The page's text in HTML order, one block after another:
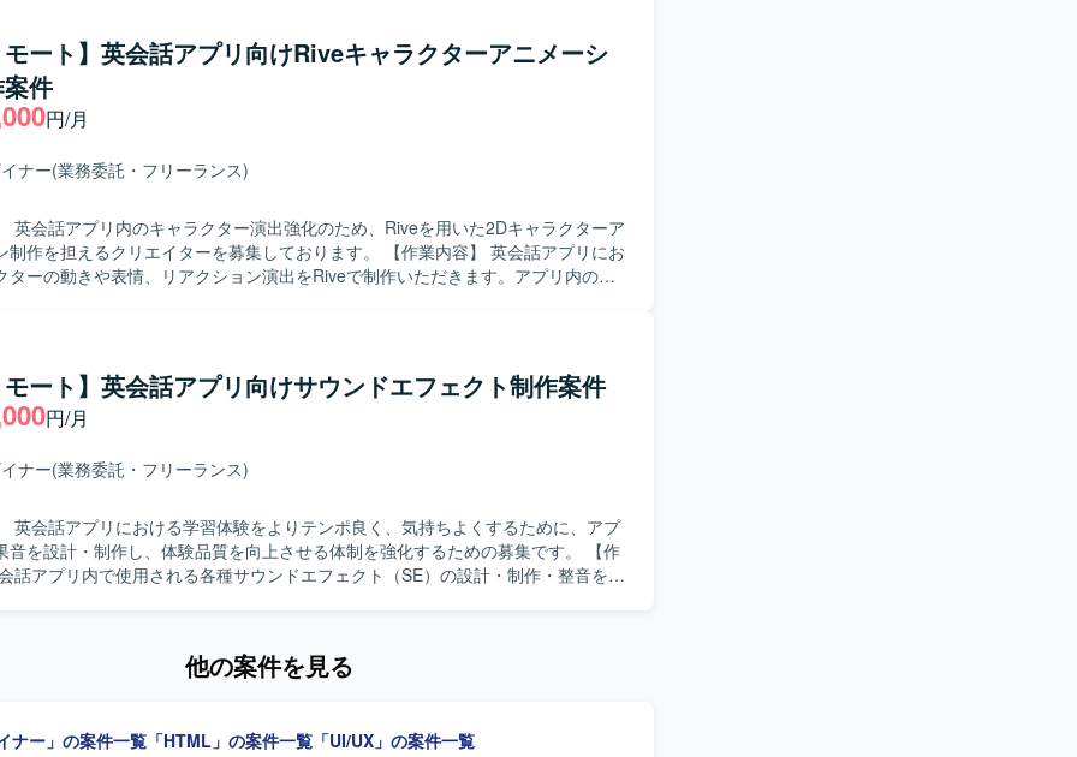
字に責任を持って取り組める方を想定しております。 【ポジションの魅力】
たHR領域の新規プロダクトにおいて、0→1フェーズから体験設計をリードできる
事業責任者やプロダクトマネージャー、エンジニア、マーケティングメンバーと
がら、事業開発・プロダクト開発・マーケティングを一体で推進する経験を積む
、検証を重ねながらプロダクトの勝ち筋をつくっていく経験ができます。 ・
ツールを活用しながら、デザインとプロトタイピングを高速に回す実践的なスキ
定しております。 ・v0、Lovable、Claude Code、Cursor等のAIツールを併用しな
イプの作成と検証を行う環境です。
・開発メンバーとすり合わせながら、制作物をスムーズに実装へつなげるための
し形式の整理 ・モバイルアプリ向けのマイクロインタラクションを中心としたUI
ンデザイン業務 ・ボタンタップ、押下フィードバック、状態変化などのマイクロ
ョン制作 ・画面遷移におけるUIトランジション設計 ・ローディングアニメーショ
ェックイン、称号更新など仕様側の演出要素に対するアニメーション提案および
尺、ループ有無、トリガー条件、優先度などを含む演出一覧の整理 ・
形式でのアニメーションデータ制作および状態別バリエーション制作 ・用途
あれば、β版・12月版などフェーズごとの段階導入を想定した優先度付き演出リ
に提案できる方を求めております。デザイナー、PM、エンジニアと密に連携しな
クロインタラクションやUIモーション設計のスキルを深く磨くことができます。
との協業を通じて、実装前提を踏まえた現実的かつクリエイティブな表現提案に
、After Effects、Notion、Slackなどのツールを
ート】英会話アプリ向けRiveキャラクターアニメーシ
件
円/月
ナー(業務委託・フリーランス)
英会話アプリ内のキャラクター演出強化のため、Riveを用いた2Dキャラクターア
担えるクリエイターを募集しております。 【作業内容】 英会話アプリにお
ターの動きや表情、リアクション演出をRiveで制作いただきます。アプリ内の会
念、驚きなどのキャラクターアニメーションを設計・制作・調整まで一貫して担
す。Rive上でのキャラクター構造化（パーツ階層、ボーン、ウェイト、メッシ
定）、リアクションを含む各種アニメーション制作（ループ、ワンショット）、
ック（動かしやすい分割や差分、不足パーツの指摘、追加素材の依頼）、演出一
動かすと良いか」を提案できる方を求めております。デザイナーやPM、エンジニ
しながら、短期間でアウトプットを形にしていける方にマッチするポジションで
印象を左右するクリティカルなアニメーション設計に携わることができます。
ールを用いて制作およびコミュニケーションを行います。
ート】英会話アプリ向けサウンドエフェクト制作案件
円/月
ナー(業務委託・フリーランス)
英会話アプリにおける学習体験をよりテンポ良く、気持ちよくするために、アプ
を設計・制作し、体験品質を向上させる体制を強化するための募集です。 【作
話アプリ内で使用される各種サウンドエフェクト（SE）の設計・制作・整音を担
長さ・音量・バリエーション）」を提案しながら設計していただきます。クイ
式の制作・納品、命名・管理ルールに沿ったファイル整理、用途や秒数目安、優
他の案件を見る
ナー」の案件一覧 「HTML」の案件一覧 「UI/UX」の案件一覧